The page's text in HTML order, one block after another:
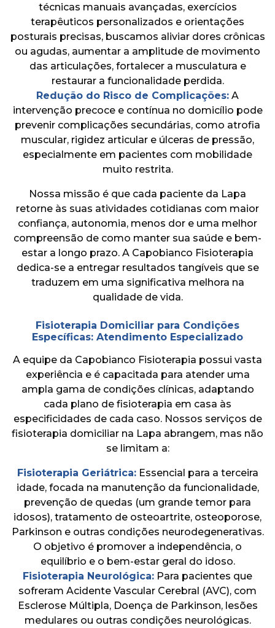
técnicas manuais avançadas, exercícios
terapêuticos personalizados e orientações
posturais precisas, buscamos aliviar dores crônicas
ou agudas, aumentar a amplitude de movimento
das articulações, fortalecer a musculatura e
restaurar a funcionalidade perdida.
Redução do Risco de Complicações: A
intervenção precoce e contínua no domicílio pode
prevenir complicações secundárias, como atrofia
muscular, rigidez articular e úlceras de pressão,
especialmente em pacientes com mobilidade
muito restrita.
Nossa missão é que cada paciente da Lapa
retorne às suas atividades cotidianas com maior
confiança, autonomia, menos dor e uma melhor
compreensão de como manter sua saúde e bem-
estar a longo prazo. A Capobianco Fisioterapia
dedica-se a entregar resultados tangíveis que se
traduzem em uma significativa melhora na
qualidade de vida.
Fisioterapia Domiciliar para Condições
Específicas: Atendimento Especializado
A equipe da Capobianco Fisioterapia possui vasta
experiência e é capacitada para atender uma
ampla gama de condições clínicas, adaptando
cada plano de fisioterapia em casa às
especificidades de cada caso. Nossos serviços de
fisioterapia domiciliar na Lapa abrangem, mas não
se limitam a:
Fisioterapia Geriátrica:Essencial para a terceira
idade, focada na manutenção da funcionalidade,
prevenção de quedas (um grande temor para
idosos), tratamento de osteoartrite, osteoporose,
Parkinson e outras condições neurodegenerativas.
O objetivo é promover a independência, o
equilíbrio e o bem-estar geral do idoso.
Fisioterapia Neurológica: Para pacientes que
sofreram Acidente Vascular Cerebral (AVC), com
Esclerose Múltipla, Doença de Parkinson, lesões
medulares ou outras condições neurológicas.